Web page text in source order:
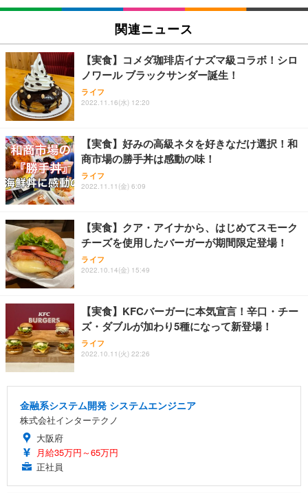
関連ニュース
【実食】コメダ珈琲店イナズマ級コラボ！シロ
ノワール ブラックサンダー誕生！
ライフ
2022.11.16(水) 12:20
【実食】好みの高級ネタを好きなだけ選択！和
商市場の勝手丼は感動の味！
ライフ
2022.11.11(金) 6:09
【実食】クア・アイナから、はじめてスモーク
チーズを使用したバーガーが期間限定登場！
ライフ
2022.10.14(金) 15:49
【実食】KFCバーガーに本気宣言！辛口・チー
ズ・ダブルが加わり5種になって新登場！
ライフ
2022.10.11(火) 22:26
金融系システム開発 システムエンジニア
株式会社インターテクノ
大阪府
月給35万円～65万円
正社員